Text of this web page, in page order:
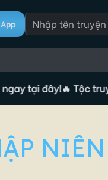
App
tại đây!🔥 Tộc truyện